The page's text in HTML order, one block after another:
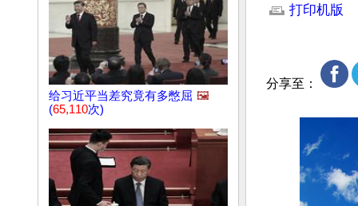
给习近平当差究竟有多憋屈 🖼️
(65,110次)
打印机版
分享至：